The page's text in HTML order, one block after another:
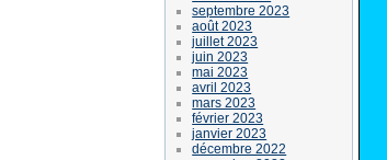
septembre 2023
août 2023
juillet 2023
juin 2023
mai 2023
avril 2023
mars 2023
février 2023
janvier 2023
décembre 2022